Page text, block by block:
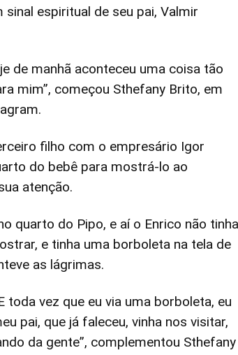
espiritual de seu pai, Valmir
de manhã aconteceu uma coisa tão
mim”, começou Sthefany Brito, em
filho com o empresário Igor
do bebê para mostrá-lo ao
atenção.
quarto do Pipo, e aí o Enrico não tinha
e tinha uma borboleta na tela de
as lágrimas.
toda vez que eu via uma borboleta, eu
pai, que já faleceu, vinha nos visitar,
da gente”, complementou Sthefany